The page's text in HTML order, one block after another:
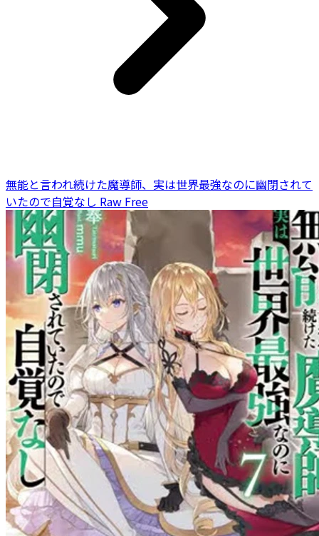
無能と言われ続けた魔導師、実は世界最強なのに幽閉されて
いたので自覚なし Raw Free